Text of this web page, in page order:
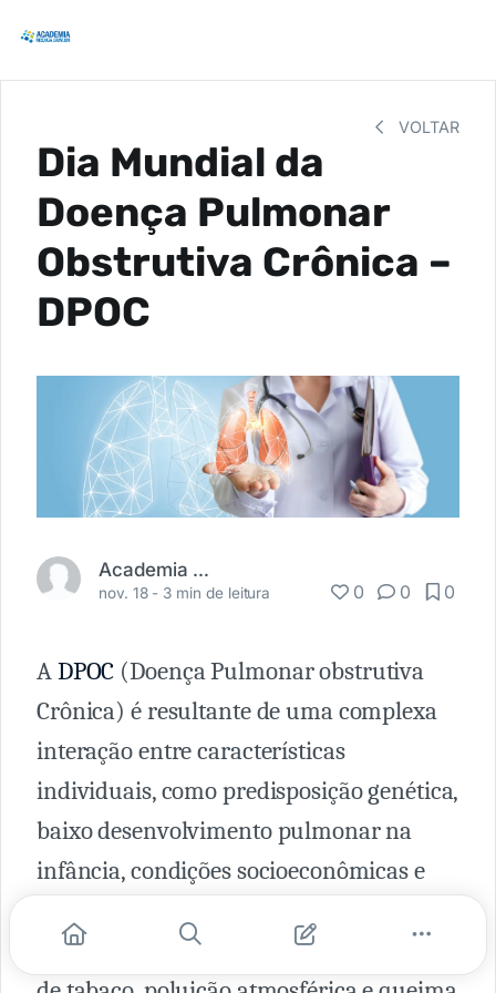
VOLTAR
Dia Mundial da
Doença Pulmonar
Obstrutiva Crônica –
DPOC
Academia Médica
nov. 18 - 3 min de leitura 0 0 0
ADPOC (Doença Pulmonar obstrutiva
Crônica) é resultante de uma complexa
interação entre características
individuais, como predisposição genética,
baixo desenvolvimento pulmonar na
infância, condições socioeconômicas e
fumaças tóxicas, principalmente fumaça